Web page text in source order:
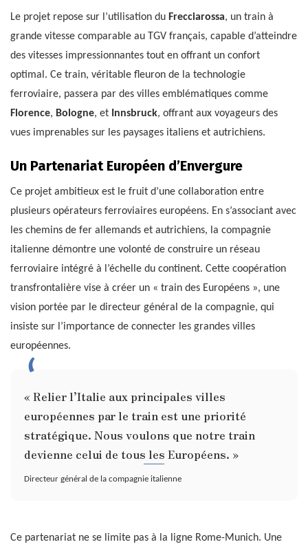
Le projet repose sur l’utilisation du Frecciarossa, un train à
grande vitesse comparable au TGV français, capable d’atteindre
des vitesses impressionnantes tout en offrant un confort
optimal. Ce train, véritable fleuron de la technologie
ferroviaire, passera par des villes emblématiques comme
Florence, Bologne, et Innsbruck, offrant aux voyageurs des
vues imprenables sur les paysages italiens et autrichiens.
Un Partenariat Européen d’Envergure
Ce projet ambitieux est le fruit d’une collaboration entre
plusieurs opérateurs ferroviaires européens. En s’associant avec
les chemins de fer allemands et autrichiens, la compagnie
italienne démontre une volonté de construire un réseau
ferroviaire intégré à l’échelle du continent. Cette coopération
transfrontalière vise à créer un « train des Européens », une
vision portée par le directeur général de la compagnie, qui
insiste sur l’importance de connecter les grandes villes
européennes.
« Relier l’Italie aux principales villes
européennes par le train est une priorité
stratégique. Nous voulons que notre train
devienne celui de tous les Européens. »
Directeur général de la compagnie italienne
Ce partenariat ne se limite pas à la ligne Rome-Munich. Une